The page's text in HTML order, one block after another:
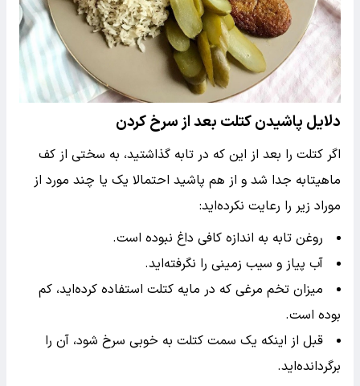
دلایل پاشیدن کتلت بعد از سرخ کردن
اگر کتلت را بعد از این که در تابه گذاشتید، به سختی از کف
ماهیتابه جدا شد و از هم پاشید احتمالا یک یا چند مورد از
موراد زیر را رعایت نکرده‌اید:
روغن تابه به اندازه کافی داغ نبوده است.
آب پیاز و سیب زمینی را نگرفته‌اید.
میزان تخم مرغی که در مایه کتلت استفاده کرده‌اید، کم
بوده است.
قبل از اینکه یک سمت کتلت به خوبی سرخ شود، آن را
برگردانده‌اید.